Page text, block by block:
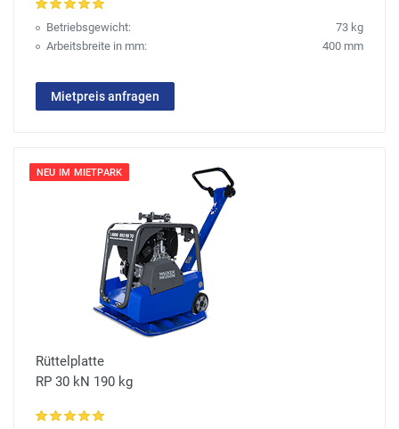
Betriebsgewicht:
73 kg
Arbeitsbreite in mm:
400 mm
Mietpreis anfragen
NEU IM MIETPARK
Rüttelplatte
RP 30 kN 190 kg